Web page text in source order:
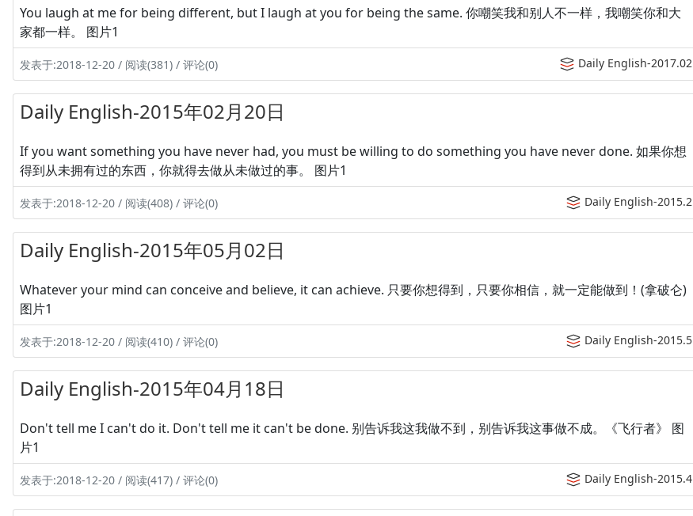
You laugh at me for being different, but I laugh at you for being the same. 你嘲笑我和别人不一样，我嘲笑你和大
家都一样。 图片1
发表于:2018-12-20 / 阅读(381) / 评论(0) Daily English-2017.02
Daily English-2015年02月20日
If you want something you have never had, you must be willing to do something you have never done. 如果你想
得到从未拥有过的东西，你就得去做从未做过的事。 图片1
发表于:2018-12-20 / 阅读(408) / 评论(0) Daily English-2015.2
Daily English-2015年05月02日
Whatever your mind can conceive and believe, it can achieve. 只要你想得到，只要你相信，就一定能做到！(拿破仑)
图片1
发表于:2018-12-20 / 阅读(410) / 评论(0) Daily English-2015.5
Daily English-2015年04月18日
Don't tell me I can't do it. Don't tell me it can't be done. 别告诉我这我做不到，别告诉我这事做不成。《飞行者》 图
片1
发表于:2018-12-20 / 阅读(417) / 评论(0) Daily English-2015.4